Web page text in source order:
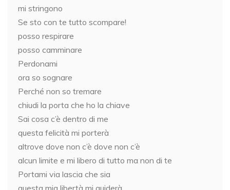
mi stringono
Se sto con te tutto scompare!
posso respirare
posso camminare
Perdonami
ora so sognare
Perché non so tremare
chiudi la porta che ho la chiave
Sai cosa c’è dentro di me
questa felicità mi porterà
altrove dove non c’è dove non c’è
alcun limite e mi libero di tutto ma non di te
Portami via lascia che sia
questa mia libertà mi guiderà